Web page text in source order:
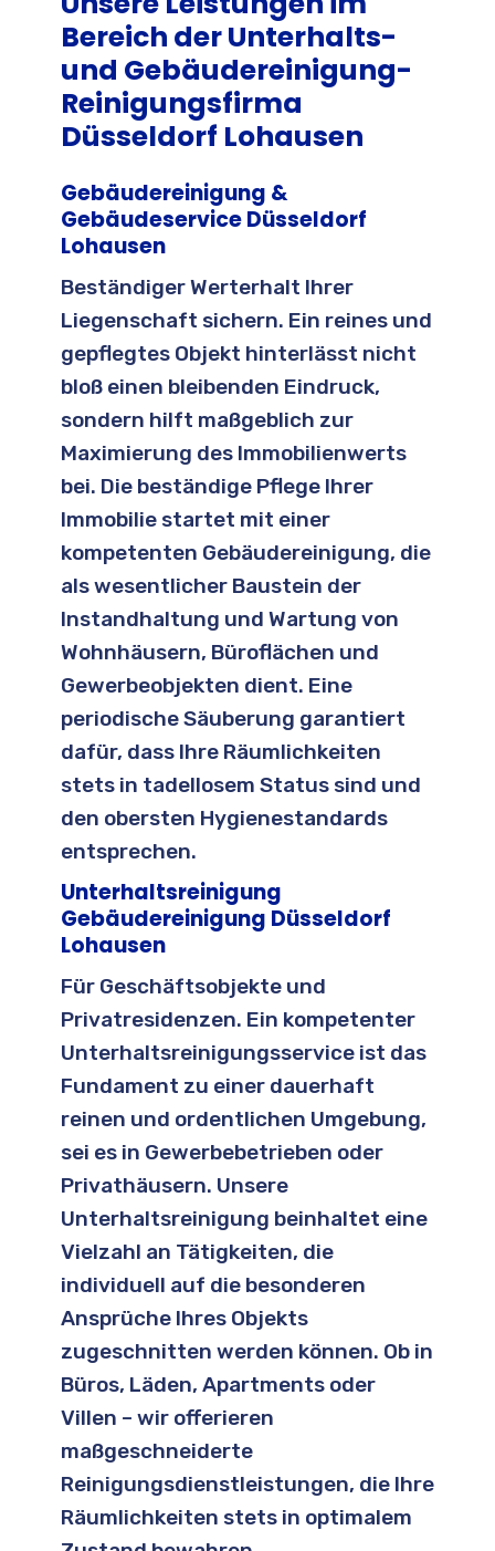
Bereich der Unterhalts-
und Gebäudereinigung-
Reinigungsfirma
Düsseldorf Lohausen
Gebäudereinigung &
Gebäudeservice Düsseldorf
Lohausen
Beständiger Werterhalt Ihrer
Liegenschaft sichern. Ein reines und
gepflegtes Objekt hinterlässt nicht
bloß einen bleibenden Eindruck,
sondern hilft maßgeblich zur
Maximierung des Immobilienwerts
bei. Die beständige Pflege Ihrer
Immobilie startet mit einer
kompetenten Gebäudereinigung, die
als wesentlicher Baustein der
Instandhaltung und Wartung von
Wohnhäusern, Büroflächen und
Gewerbeobjekten dient. Eine
periodische Säuberung garantiert
dafür, dass Ihre Räumlichkeiten
stets in tadellosem Status sind und
den obersten Hygienestandards
entsprechen.
Unterhaltsreinigung
Gebäudereinigung Düsseldorf
Lohausen
Für Geschäftsobjekte und
Privatresidenzen. Ein kompetenter
Unterhaltsreinigungsservice ist das
Fundament zu einer dauerhaft
reinen und ordentlichen Umgebung,
sei es in Gewerbebetrieben oder
Privathäusern. Unsere
Unterhaltsreinigung beinhaltet eine
Vielzahl an Tätigkeiten, die
individuell auf die besonderen
Ansprüche Ihres Objekts
zugeschnitten werden können. Ob in
Büros, Läden, Apartments oder
Villen – wir offerieren
maßgeschneiderte
Reinigungsdienstleistungen, die Ihre
Räumlichkeiten stets in optimalem